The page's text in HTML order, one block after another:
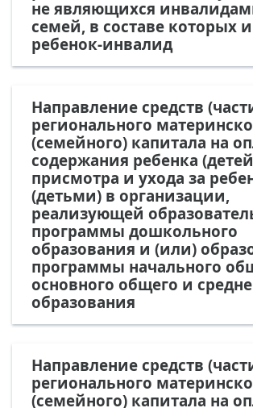
не являющихся
семей, в составе которых
ребенок-инвалид
Направление средств
регионального
(семейного) капитала на
содержания ребенка
присмотра и ухода за
(детьми) в организации,
реализующей
программы дошкольного
образования и (или)
программы начального
основного общего и
образования
Направление средств
регионального
(семейного) капитала на